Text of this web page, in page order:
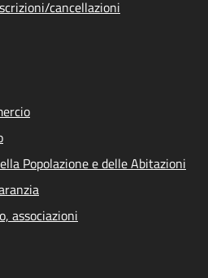
cancellazioni
Popolazione e delle Abitazioni
associazioni